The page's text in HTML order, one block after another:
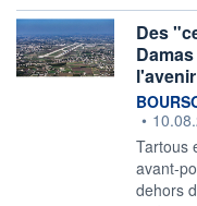
Des
•
Tartous
avant-
dehors